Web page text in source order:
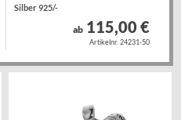
Silber 925/-
ab 115,00 €
Artikelnr. 24231-50